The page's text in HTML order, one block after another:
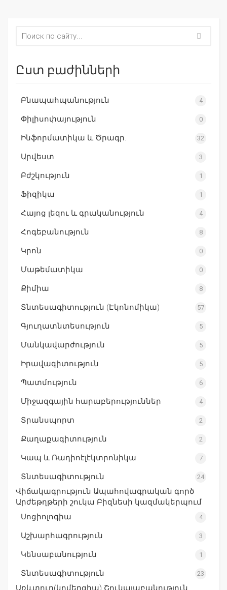
Ըստ բաժինների
Բնապահպանություն 4
Փիլիսոփայություն 0
Ինֆորմատիկա և Ծրագր. 32
Արվեստ 3
Բժշկություն 1
Ֆիզիկա 1
Հայոց լեզու և գրականություն 4
Հոգեբանություն 8
Կրոն 0
Մաթեմատիկա 0
Քիմիա 8
Տնտեսագիտություն (Էկոնոմիկա) 57
Գյուղատնտեսություն 5
Մանկավարժություն 5
Իրավագիտություն 5
Պատմություն 6
Միջազգային հարաբերություններ 4
Տրանսպորտ 2
Քաղաքագիտություն 2
Կապ և Ռադիոէլէկտրոնիկա 7
Տնտեսագիտություն 24
Վիճակագրություն Ապահովագրական գործ
Արժեթղթերի շուկա Բիզնեսի կազմակերպում
Սոցիոլոգիա
4
Աշխարհագրություն 3
Կենսաբանություն 1
Տնտեսագիտություն 23
Առևտուր(կոմերցիա) Շուկայաբանություն